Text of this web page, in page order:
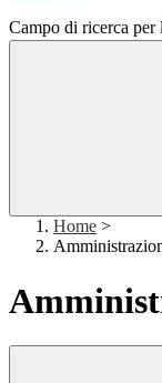
Campo di ricerca per
Home >